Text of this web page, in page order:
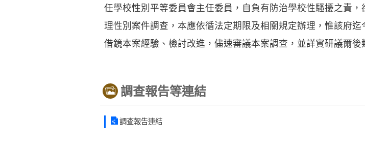
任學校性別平等委員會主任委員，自負有防治學校性騷擾之責
理性別案件調查，本應依循法定期限及相關規定辦理，惟該府
借鏡本案經驗、檢討改進，儘速審議本案調查，並詳實研議爾後
調查報告等連結
調查報告連結